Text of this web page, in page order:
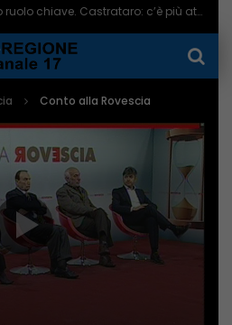
Veneziale Isernia, Ionna verso ruolo chiave. Castrataro: c’è più attenzione per Termoli – 08/08/2026
Conto alla Rovescia